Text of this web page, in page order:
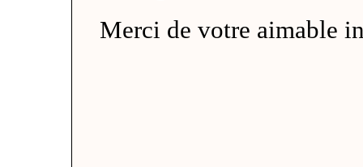
Merci de votre aimable